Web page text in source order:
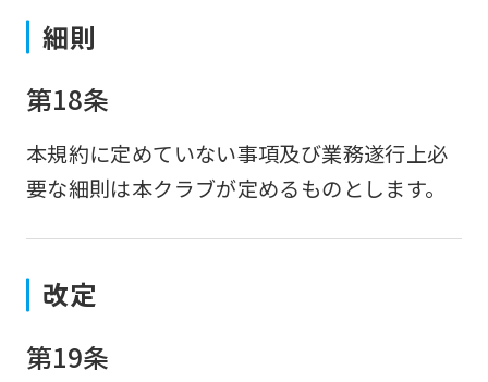
細則
第18条
本規約に定めていない事項及び業務遂行上必
要な細則は本クラブが定めるものとします。
改定
第19条